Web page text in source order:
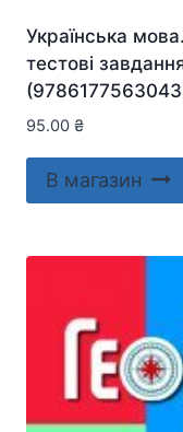
Українська
тестові
95.00 ₴
В магазин